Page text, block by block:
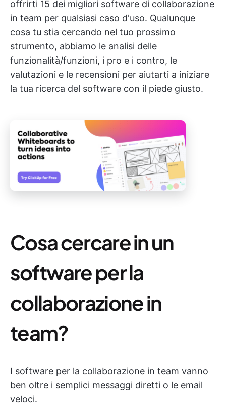
offrirti 15 dei migliori software di collaborazione
in team per qualsiasi caso d'uso. Qualunque
cosa tu stia cercando nel tuo prossimo
strumento, abbiamo le analisi delle
funzionalità/funzioni, i pro e i contro, le
valutazioni e le recensioni per aiutarti a iniziare
la tua ricerca del software con il piede giusto.
Cosa cercare in un
software per la
collaborazione in
team?
I software per la collaborazione in team vanno
ben oltre i semplici messaggi diretti o le email
veloci.